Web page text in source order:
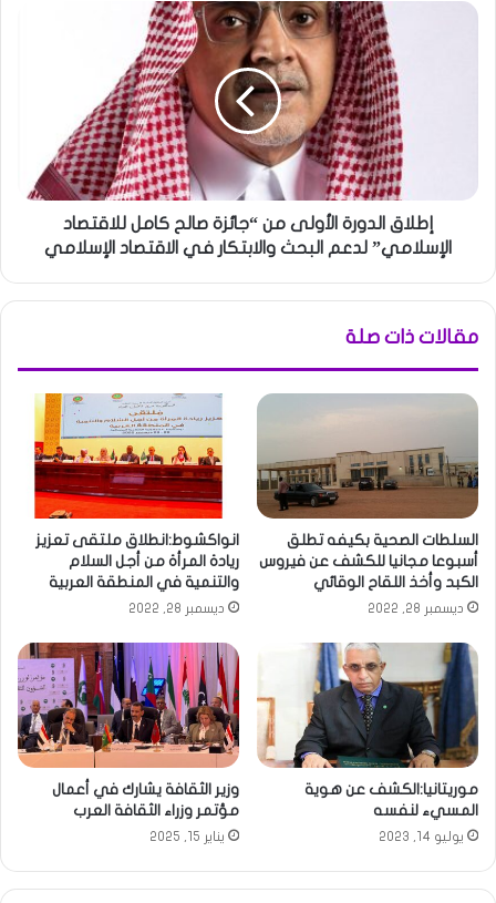
إطلاق الدورة الأولى من “جائزة صالح كامل للاقتصاد
الإسلامي” لدعم البحث والابتكار في الاقتصاد الإسلامي
مقالات ذات صلة
السلطات الصحية بكيفه تطلق
أسبوعا مجانيا للكشف عن فيروس
الكبد وأخذ اللقاح الوقائي
ديسمبر 28, 2022
انواكشوط:انطلاق ملتقى تعزيز
ريادة المرأة من أجل السلام
والتنمية في المنطقة العربية
ديسمبر 28, 2022
موريتانيا:الكشف عن هوية
المسيء لنفسه
يوليو 14, 2023
وزير الثقافة يشارك في أعمال
مؤتمر وزراء الثقافة العرب
يناير 15, 2025